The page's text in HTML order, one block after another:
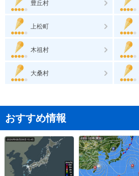
豊丘村
上松町
木祖村
大桑村
おすすめ情報